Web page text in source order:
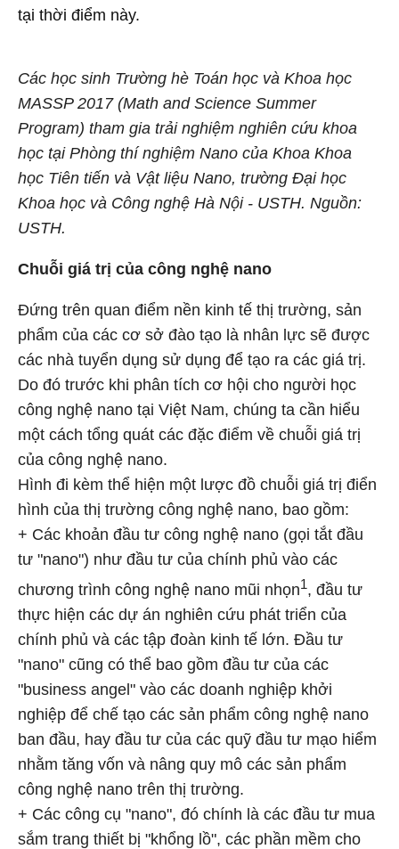
tại thời điểm này.
Các học sinh Trường hè Toán học và Khoa học
MASSP 2017 (Math and Science Summer
Program) tham gia trải nghiệm nghiên cứu khoa
học tại Phòng thí nghiệm Nano của Khoa Khoa
học Tiên tiến và Vật liệu Nano, trường Đại học
Khoa học và Công nghệ Hà Nội - USTH. Nguồn:
USTH.
Chuỗi giá trị của công nghệ nano
Đứng trên quan điểm nền kinh tế thị trường, sản
phẩm của các cơ sở đào tạo là nhân lực sẽ được
các nhà tuyển dụng sử dụng để tạo ra các giá trị.
Do đó trước khi phân tích cơ hội cho người học
công nghệ nano tại Việt Nam, chúng ta cần hiểu
một cách tổng quát các đặc điểm về chuỗi giá trị
của công nghệ nano.
Hình đi kèm thể hiện một lược đồ chuỗi giá trị điển
hình của thị trường công nghệ nano, bao gồm:
+ Các khoản đầu tư công nghệ nano (gọi tắt đầu
tư "nano") như đầu tư của chính phủ vào các
chương trình công nghệ nano mũi nhọn1, đầu tư
thực hiện các dự án nghiên cứu phát triển của
chính phủ và các tập đoàn kinh tế lớn. Đầu tư
"nano" cũng có thể bao gồm đầu tư của các
"business angel" vào các doanh nghiệp khởi
nghiệp để chế tạo các sản phẩm công nghệ nano
ban đầu, hay đầu tư của các quỹ đầu tư mạo hiểm
nhằm tăng vốn và nâng quy mô các sản phẩm
công nghệ nano trên thị trường.
+ Các công cụ "nano", đó chính là các đầu tư mua
sắm trang thiết bị "khổng lồ", các phần mềm cho